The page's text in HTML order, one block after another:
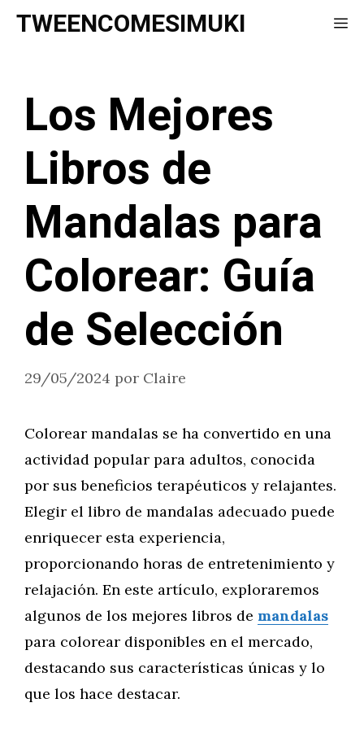
Saltar
TWEENCOMESIMUKI
Los Mejores
Libros de
Mandalas para
Colorear: Guía
de Selección
29/05/2024 por Claire
Colorear mandalas se ha convertido en una
actividad popular para adultos, conocida
por sus beneficios terapéuticos y relajantes.
Elegir el libro de mandalas adecuado puede
enriquecer esta experiencia,
proporcionando horas de entretenimiento y
relajación. En este artículo, exploraremos
algunos de los mejores libros de mandalas
para colorear disponibles en el mercado,
destacando sus características únicas y lo
que los hace destacar.